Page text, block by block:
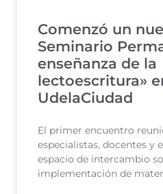
Comenzó un
Seminario
enseñanza de la
lectoescritura»
UdelaCiudad
El primer encuentro
especialistas, docentes y
espacio de intercambio
implementación de